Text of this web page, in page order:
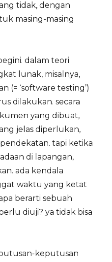
tidak, dengan
masing-masing
dalam teori
lunak, misalnya,
(= ‘software testing’)
dilakukan. secara
yang dibuat,
jelas diperlukan,
tapi ketika
di lapangan,
ada kendala
waktu yang ketat
berarti sebuah
diuji? ya tidak bisa
keputusan